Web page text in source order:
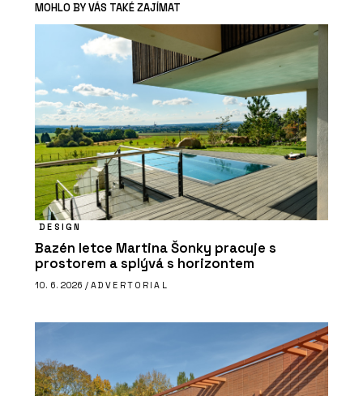
MOHLO BY VÁS TAKÉ ZAJÍMAT
DESIGN
Bazén letce Martina Šonky pracuje s
prostorem a splývá s horizontem
10. 6. 2026 / ADVERTORIAL